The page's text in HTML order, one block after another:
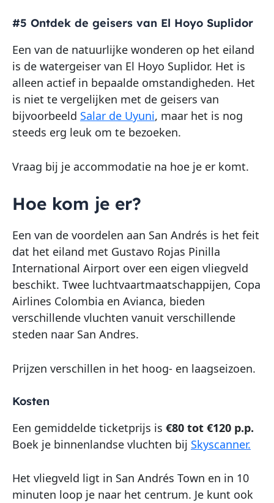
#5 Ontdek de geisers van El Hoyo Suplidor
Een van de natuurlijke wonderen op het eiland
is de watergeiser van El Hoyo Suplidor. Het is
alleen actief in bepaalde omstandigheden. Het
is niet te vergelijken met de geisers van
bijvoorbeeld Salar de Uyuni, maar het is nog
steeds erg leuk om te bezoeken.
Vraag bij je accommodatie na hoe je er komt.
Hoe kom je er?
Een van de voordelen aan San Andrés is het feit
dat het eiland met Gustavo Rojas Pinilla
International Airport over een eigen vliegveld
beschikt. Twee luchtvaartmaatschappijen, Copa
Airlines Colombia en Avianca, bieden
verschillende vluchten vanuit verschillende
steden naar San Andres.
Prijzen verschillen in het hoog- en laagseizoen.
Kosten
Een gemiddelde ticketprijs is €80 tot €120 p.p.
Boek je binnenlandse vluchten bij Skyscanner.
Het vliegveld ligt in San Andrés Town en in 10
minuten loop je naar het centrum. Je kunt ook